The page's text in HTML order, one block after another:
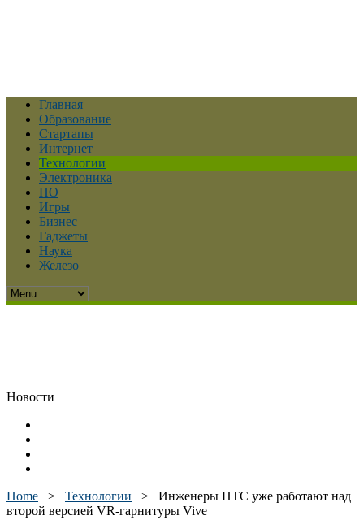
Главная
Образование
Стартапы
Интернет
Технологии
Электроника
ПО
Игры
Бизнес
Гаджеты
Наука
Железо
Новости
Home > Технологии > Инженеры HTC уже работают над
второй версией VR-гарнитуры Vive